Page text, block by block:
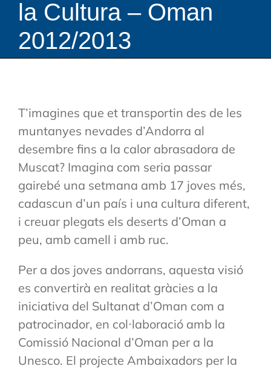
la Cultura – Oman
2012/2013
T’imagines que et transportin des de les
muntanyes nevades d’Andorra al
desembre fins a la calor abrasadora de
Muscat? Imagina com seria passar
gairebé una setmana amb 17 joves més,
cadascun d’un país i una cultura diferent,
i creuar plegats els deserts d’Oman a
peu, amb camell i amb ruc.
Per a dos joves andorrans, aquesta visió
es convertirà en realitat gràcies a la
iniciativa del Sultanat d’Oman com a
patrocinador, en col·laboració amb la
Comissió Nacional d’Oman per a la
Unesco. El projecte Ambaixadors per la